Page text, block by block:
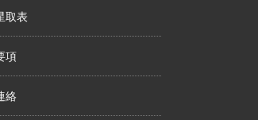
取表
項
絡